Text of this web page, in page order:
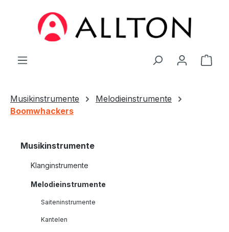
Zum Hauptinhalt springen
Musikinstrumente
Melodieinstrumente
Boomwhackers
Musikinstrumente
Klanginstrumente
Melodieinstrumente
Saiteninstrumente
Kantelen